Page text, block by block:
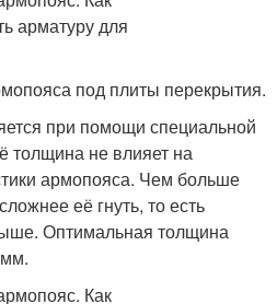
под плиты перекрытия.
при помощи специальной
толщина не влияет на
армопояса. Чем больше
её гнуть, то есть
Оптимальная толщина